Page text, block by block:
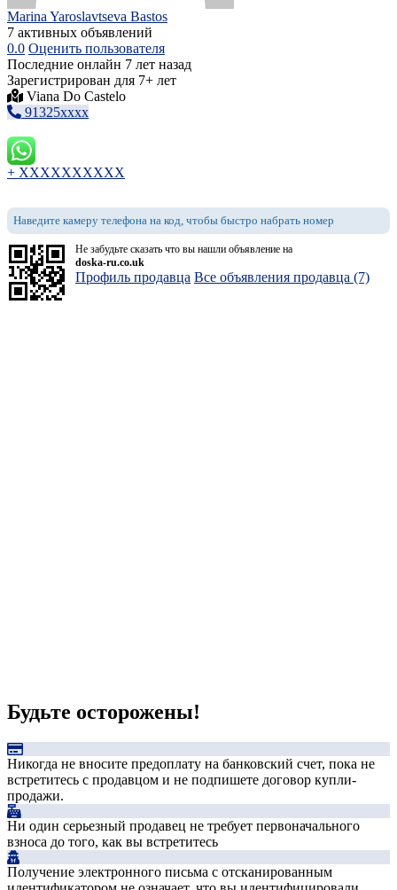
Marina Yaroslavtseva Bastos
7 активных объявлений
0.0 Оценить пользователя
Последние онлайн 7 лет назад
Зарегистрирован для 7+ лет
Viana Do Castelo
91325xxxx
+ XXXXXXXXXX
Наведите камеру телефона на код, чтобы быстро набрать номер
Не забудьте сказать что вы нашли объявление на
doska-ru.co.uk
Профиль продавца Все объявления продавца (7)
Будьте осторожены!
Никогда не вносите предоплату на банковский счет, пока не
встретитесь с продавцом и не подпишете договор купли-
продажи.
Ни один серьезный продавец не требует первоначального
взноса до того, как вы встретитесь
Получение электронного письма с отсканированным